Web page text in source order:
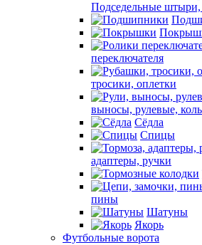
Подседельные
переключателя
тросики, оплетки
выносы, рулевые,
Сёдла
Спицы
адаптеры, ручки
пины
Шатуны
Якорь
Футбольные ворота